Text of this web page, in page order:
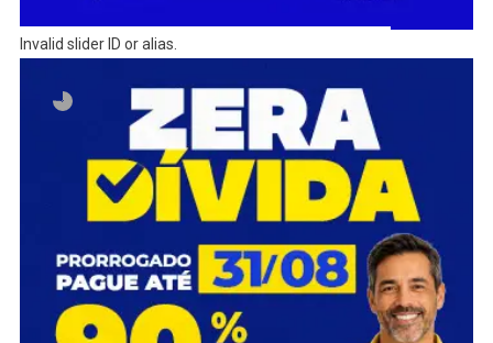
Invalid slider ID or alias.